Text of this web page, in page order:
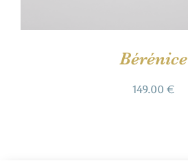
Bérénice
149.00€